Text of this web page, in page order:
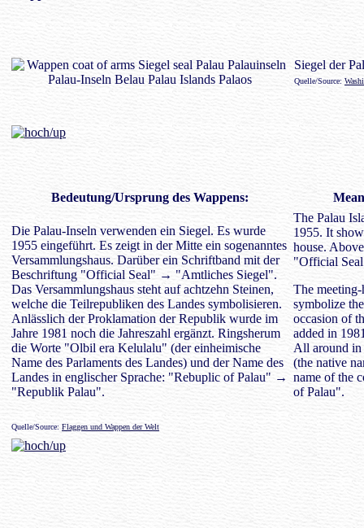
Siegel der
Quelle/Source:
Bedeutung/Ursprung des Wappens:
Die Palau-Inseln verwenden ein Siegel. Es wurde
1955 eingeführt. Es zeigt in der Mitte ein sogenanntes
Versammlungshaus. Darüber ein Schriftband mit der
Beschriftung "Official Seal" → "Amtliches Siegel".
Das Versammlungshaus steht auf achtzehn Steinen,
welche die Teilrepubliken des Landes symbolisieren.
Anlässlich der Proklamation der Republik wurde im
Jahre 1981 noch die Jahreszahl ergänzt. Ringsherum
die Worte "Olbil era Kelulalu" (der einheimische
Name des Parlaments des Landes) und der Name des
Landes in englischer Sprache: "Rebuplic of Palau" →
"Republik Palau".
The Palau
1955. It
house.
"Official
The meeting-
symbolize
occasion of
added in
All around
(the native
name of the
of Palau".
Quelle/Source: Flaggen und Wappen der Welt